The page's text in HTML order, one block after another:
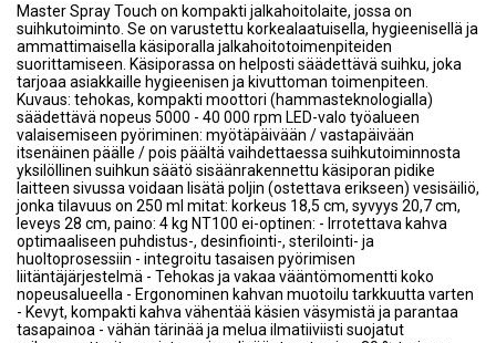
Master Spray Touch on kompakti jalkahoitolaite, jossa on
suihkutoiminto. Se on varustettu korkealaatuisella, hygieenisellä ja
ammattimaisella käsiporalla jalkahoitotoimenpiteiden
suorittamiseen. Käsiporassa on helposti säädettävä suihku, joka
tarjoaa asiakkaille hygieenisen ja kivuttoman toimenpiteen.
Kuvaus: tehokas, kompakti moottori (hammasteknologialla)
säädettävä nopeus 5000 - 40 000 rpm LED-valo työalueen
valaisemiseen pyöriminen: myötäpäivään / vastapäivään
itsenäinen päälle / pois päältä vaihdettaessa suihkutoiminnosta
yksilöllinen suihkun säätö sisäänrakennettu käsiporan pidike
laitteen sivussa voidaan lisätä poljin (ostettava erikseen) vesisäiliö,
jonka tilavuus on 250 ml mitat: korkeus 18,5 cm, syvyys 20,7 cm,
leveys 28 cm, paino: 4 kg NT100 ei-optinen: - Irrotettava kahva
optimaaliseen puhdistus-, desinfiointi-, sterilointi- ja
huoltoprosessiin - integroitu tasaisen pyörimisen
liitäntäjärjestelmä - Tehokas ja vakaa vääntömomentti koko
nopeusalueella - Ergonominen kahvan muotoilu tarkkuutta varten
- Kevyt, kompakti kahva vähentää käsien väsymistä ja parantaa
tasapainoa - vähän tärinää ja melua ilmatiiviisti suojatut